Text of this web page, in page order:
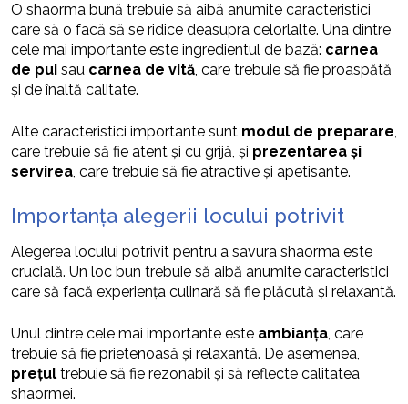
O shaorma bună trebuie să aibă anumite caracteristici
care să o facă să se ridice deasupra celorlalte. Una dintre
cele mai importante este ingredientul de bază: carnea
de pui sau carnea de vită, care trebuie să fie proaspătă
și de înaltă calitate.
Alte caracteristici importante sunt modul de preparare,
care trebuie să fie atent și cu grijă, și prezentarea și
servirea, care trebuie să fie atractive și apetisante.
Importanța alegerii locului potrivit
Alegerea locului potrivit pentru a savura shaorma este
crucială. Un loc bun trebuie să aibă anumite caracteristici
care să facă experiența culinară să fie plăcută și relaxantă.
Unul dintre cele mai importante este ambianța, care
trebuie să fie prietenoasă și relaxantă. De asemenea,
prețul trebuie să fie rezonabil și să reflecte calitatea
shaormei.